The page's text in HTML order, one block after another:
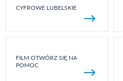
CYFROWE LUBELSKIE
FILM OTWÓRZ SIĘ NA
POMOC